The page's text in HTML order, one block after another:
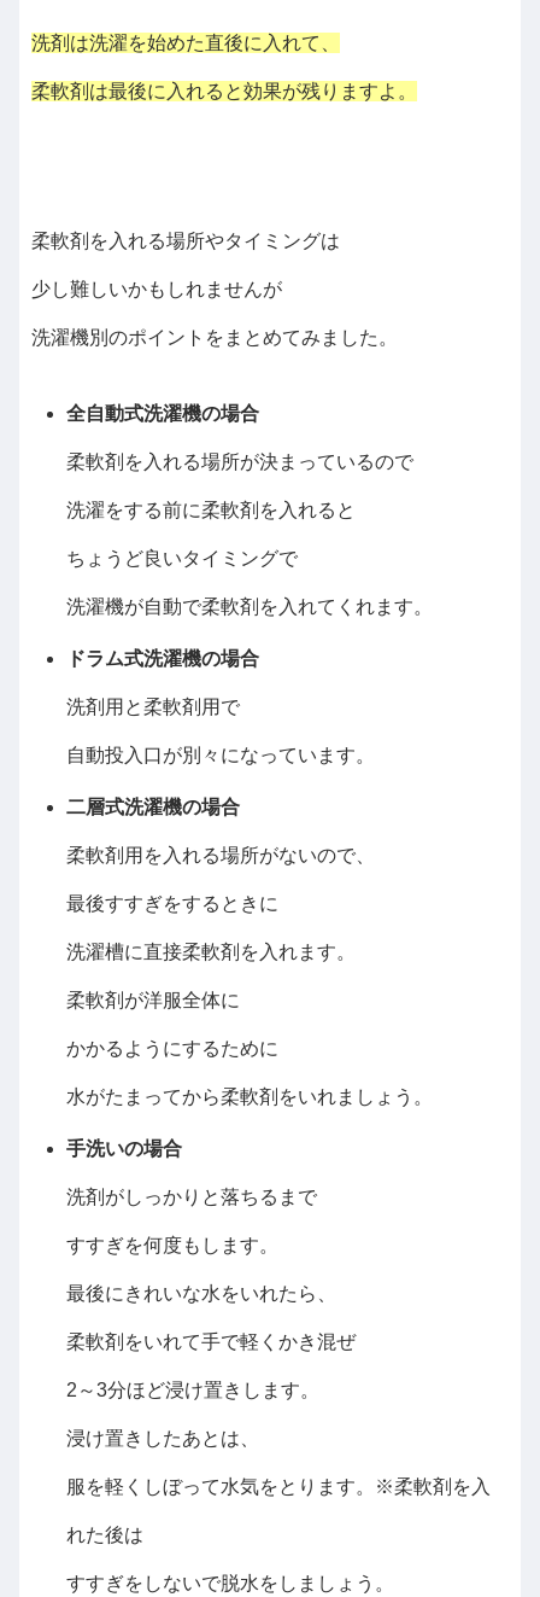
洗剤は洗濯を始めた直後に入れて、
柔軟剤は最後に入れると効果が残りますよ。
柔軟剤を入れる場所やタイミングは
少し難しいかもしれませんが
洗濯機別のポイントをまとめてみました。
全自動式洗濯機の場合
柔軟剤を入れる場所が決まっているので
洗濯をする前に柔軟剤を入れると
ちょうど良いタイミングで
洗濯機が自動で柔軟剤を入れてくれます。
ドラム式洗濯機の場合
洗剤用と柔軟剤用で
自動投入口が別々になっています。
二層式洗濯機の場合
柔軟剤用を入れる場所がないので、
最後すすぎをするときに
洗濯槽に直接柔軟剤を入れます。
柔軟剤が洋服全体に
かかるようにするために
水がたまってから柔軟剤をいれましょう。
手洗いの場合
洗剤がしっかりと落ちるまで
すすぎを何度もします。
最後にきれいな水をいれたら、
柔軟剤をいれて手で軽くかき混ぜ
2～3分ほど浸け置きします。
浸け置きしたあとは、
服を軽くしぼって水気をとります。※柔軟剤を入
れた後は
すすぎをしないで脱水をしましょう。